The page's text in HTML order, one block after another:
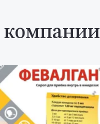
компании